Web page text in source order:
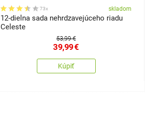
73x skladom
12-dielna sada nehrdzavejúceho riadu
Celeste
53,99 €
39,99€
Kúpiť